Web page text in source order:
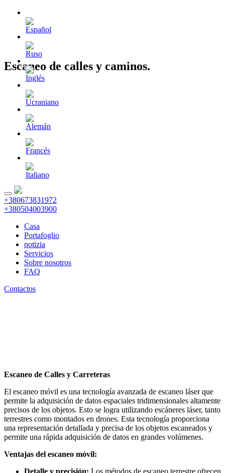
+380673831972
+380504003900
Casa
Portafoglio
notizia
Servicios
Sobre nosotros
FAQ
Contactos
Escaneo de calles y caminos.
Escaneo de Calles y Carreteras
El escaneo móvil es una tecnología avanzada de escaneo láser que
permite la adquisición de datos espaciales tridimensionales altamente
precisos de los objetos. Esto se logra utilizando escáneres láser, tanto
terrestres como montados en drones. Esta tecnología proporciona
una representación detallada y precisa de los objetos escaneados y
permite una rápida adquisición de datos en grandes volúmenes.
Ventajas del escaneo móvil:
Detalle y precisión: Los métodos de escaneo terrestre ofrecen